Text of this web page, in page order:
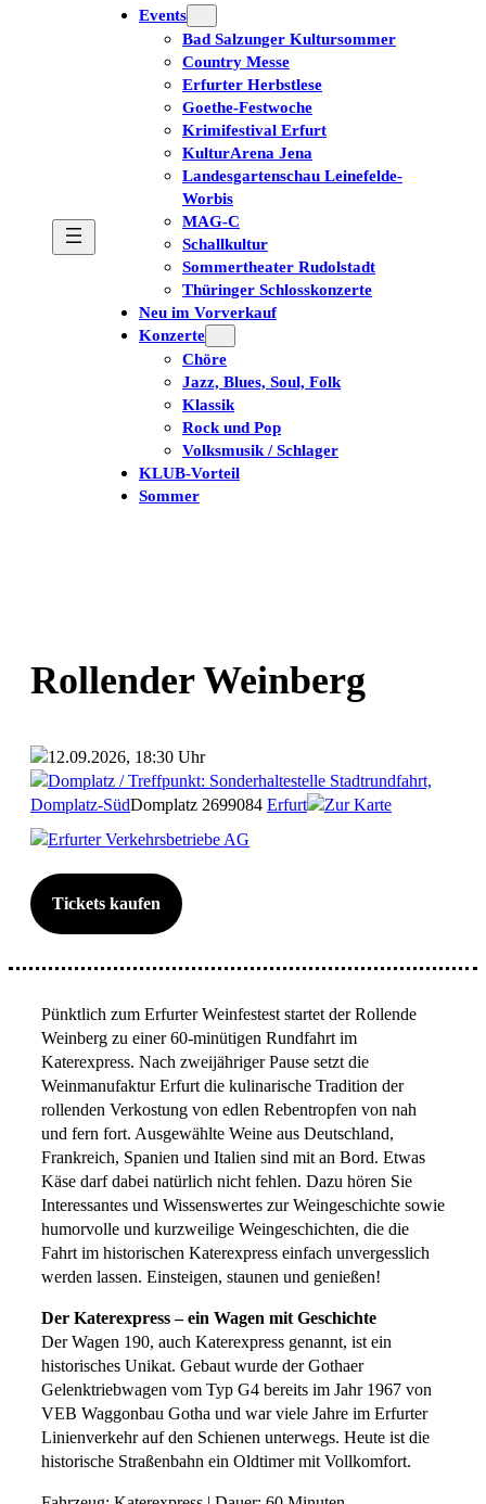
Events
Bad Salzunger Kultursommer
Country Messe
Erfurter Herbstlese
Goethe-Festwoche
Krimifestival Erfurt
KulturArena Jena
Landesgartenschau Leinefelde-
Worbis
MAG-C
Schallkultur
Sommertheater Rudolstadt
Thüringer Schlosskonzerte
Neu im Vorverkauf
Konzerte
Chöre
Jazz, Blues, Soul, Folk
Klassik
Rock und Pop
Volksmusik / Schlager
KLUB-Vorteil
Sommer
Rollender Weinberg
12.09.2026, 18:30 Uhr
Domplatz / Treffpunkt: Sonderhaltestelle Stadtrundfahrt,
Domplatz-SüdDomplatz 2699084 Erfurt
Zur Karte
Erfurter Verkehrsbetriebe AG
Tickets kaufen
Pünktlich zum Erfurter Weinfestest startet der Rollende
Weinberg zu einer 60-minütigen Rundfahrt im
Katerexpress. Nach zweijähriger Pause setzt die
Weinmanufaktur Erfurt die kulinarische Tradition der
rollenden Verkostung von edlen Rebentropfen von nah
und fern fort. Ausgewählte Weine aus Deutschland,
Frankreich, Spanien und Italien sind mit an Bord. Etwas
Käse darf dabei natürlich nicht fehlen. Dazu hören Sie
Interessantes und Wissenswertes zur Weingeschichte sowie
humorvolle und kurzweilige Weingeschichten, die die
Fahrt im historischen Katerexpress einfach unvergesslich
werden lassen. Einsteigen, staunen und genießen!
Der Katerexpress – ein Wagen mit Geschichte
Der Wagen 190, auch Katerexpress genannt, ist ein
historisches Unikat. Gebaut wurde der Gothaer
Gelenktriebwagen vom Typ G4 bereits im Jahr 1967 von
VEB Waggonbau Gotha und war viele Jahre im Erfurter
Linienverkehr auf den Schienen unterwegs. Heute ist die
historische Straßenbahn ein Oldtimer mit Vollkomfort.